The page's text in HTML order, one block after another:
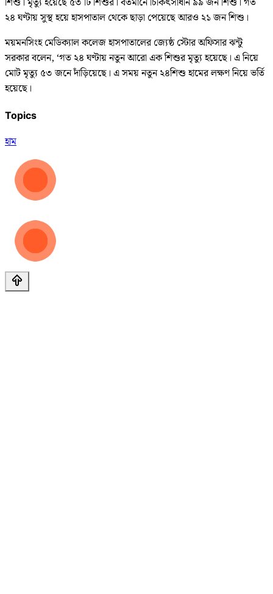
২৪ ঘণ্টায় সুস্থ হয়ে হাসপাতাল থেকে ছাড়া পেয়েছে আরও ২১ জন শিশু।
ময়মনসিংহ মেডিক‌্যাল কলেজ হাসপাতালের জ্যেষ্ঠ স্টোর অফিসার ঝন্টু
সরকার বলেন, ‘গত ২৪ ঘণ্টায় নতুন আরো এক শিশুর মৃত্যু হয়েছে। এ নিয়ে
মোট মৃত্যু ৫৩ জনে দাঁড়িয়েছে। এ সময় নতুন ২৪শিশু হামের লক্ষণ নিয়ে ভর্তি
হয়েছে।
Topics
হাম